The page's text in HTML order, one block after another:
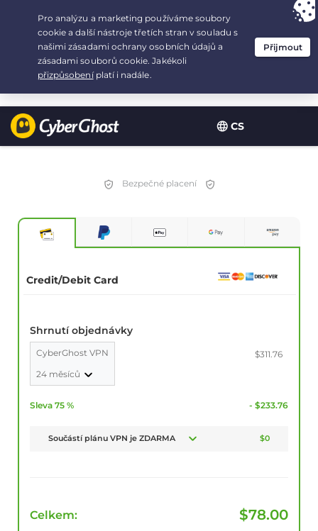
CS
Your choice:The Best Dealfor 3.3333333333333-years at $
/month
Bezpečné placení
Credit/Debit Card
Shrnutí objednávky
CyberGhost VPN
24 měsíců
$311.76
Sleva 75 % - $233.76
Součástí plánu VPN je ZDARMA $0
Celkem: $78.00